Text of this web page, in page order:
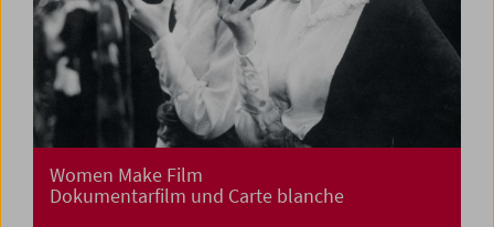
Women Make Film
Dokumentarfilm und Carte blanche